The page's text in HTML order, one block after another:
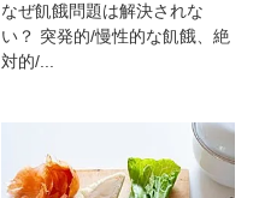
なぜ飢餓問題は解決されな
い？ 突発的/慢性的な飢餓、絶
対的/...